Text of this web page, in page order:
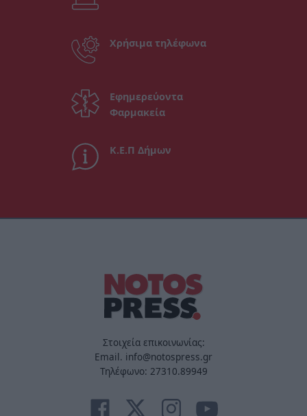
Χρήσιμα τηλέφωνα
Εφημερεύοντα
Φαρμακεία
Κ.Ε.Π Δήμων
Στοιχεία επικοινωνίας:
Email. info@notospress.gr
Τηλέφωνο: 27310.89949